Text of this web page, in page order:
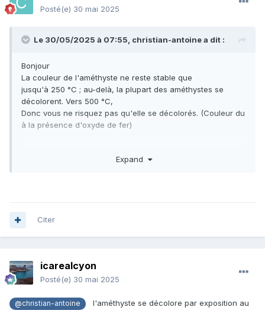
Posté(e) 30 mai 2025
Le 30/05/2025 à 07:55, christian-antoinea dit :
Bonjour
La couleur de l'améthyste ne reste stable que
jusqu'à 250 °C ; au-delà, la plupart des améthystes se
décolorent. Vers 500 °C,
Donc vous ne risquez pas qu'elle se décolorés. (Couleur du
à la présence d'oxyde de fer)
Expand
Citer
icarealcyon
Posté(e) 30 mai 2025
@christian-antoine
l'améthyste se décolore par exposition au